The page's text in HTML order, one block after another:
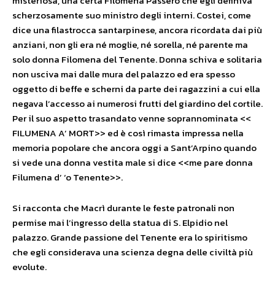
scherzosamente suo ministro degli interni. Costei, come
dice una filastrocca santarpinese, ancora ricordata dai più
anziani, non gli era né moglie, né sorella, né parente ma
solo donna Filomena del Tenente. Donna schiva e solitaria
non usciva mai dalle mura del palazzo ed era spesso
oggetto di beffe e scherni da parte dei ragazzini a cui ella
negava l’accesso ai numerosi frutti del giardino del cortile.
Per il suo aspetto trasandato venne soprannominata <<
FILUMENA A’ MORT>> ed è così rimasta impressa nella
memoria popolare che ancora oggi a Sant’Arpino quando
si vede una donna vestita male si dice <<me pare donna
Filumena d’ ‘o Tenente>>.
Si racconta che Macrì durante le feste patronali non
permise mai l’ingresso della statua di S. Elpidio nel
palazzo. Grande passione del Tenente era lo spiritismo
che egli considerava una scienza degna delle civiltà più
evolute.